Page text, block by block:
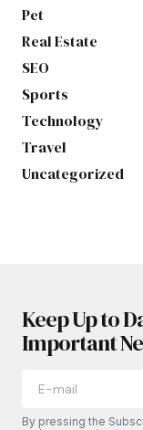
Pet
Real Estate
SEO
Sports
Technology
Travel
Uncategorized
Keep Up to
Important
By pressing the